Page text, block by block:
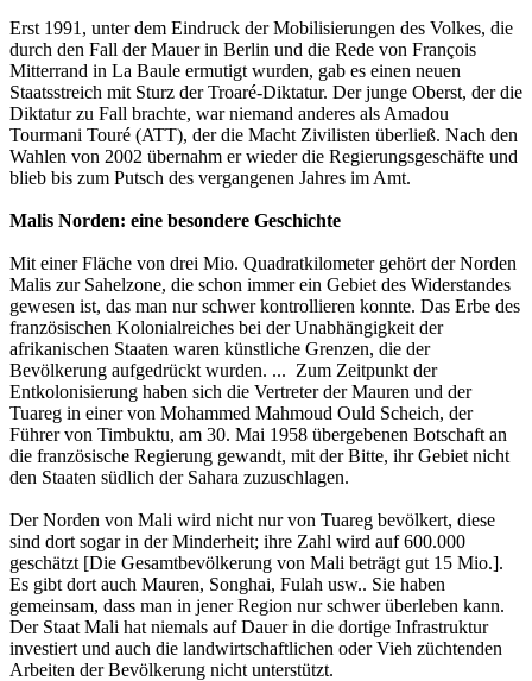
Erst 1991, unter dem Eindruck der Mobilisierungen des Volkes, die
durch den Fall der Mauer in Berlin und die Rede von François
Mitterrand in La Baule ermutigt wurden, gab es einen neuen
Staatsstreich mit Sturz der Troaré-Diktatur. Der junge Oberst, der die
Diktatur zu Fall brachte, war niemand anderes als Amadou
Tourmani Touré (ATT), der die Macht Zivilisten überließ. Nach den
Wahlen von 2002 übernahm er wieder die Regierungsgeschäfte und
blieb bis zum Putsch des vergangenen Jahres im Amt.
Malis Norden: eine besondere Geschichte
Mit einer Fläche von drei Mio. Quadratkilometer gehört der Norden
Malis zur Sahelzone, die schon immer ein Gebiet des Widerstandes
gewesen ist, das man nur schwer kontrollieren konnte. Das Erbe des
französischen Kolonialreiches bei der Unabhängigkeit der
afrikanischen Staaten waren künstliche Grenzen, die der
Bevölkerung aufgedrückt wurden. ... Zum Zeitpunkt der
Entkolonisierung haben sich die Vertreter der Mauren und der
Tuareg in einer von Mohammed Mahmoud Ould Scheich, der
Führer von Timbuktu, am 30. Mai 1958 übergebenen Botschaft an
die französische Regierung gewandt, mit der Bitte, ihr Gebiet nicht
den Staaten südlich der Sahara zuzuschlagen.
Der Norden von Mali wird nicht nur von Tuareg bevölkert, diese
sind dort sogar in der Minderheit; ihre Zahl wird auf 600.000
geschätzt [Die Gesamtbevölkerung von Mali beträgt gut 15 Mio.].
Es gibt dort auch Mauren, Songhai, Fulah usw.. Sie haben
gemeinsam, dass man in jener Region nur schwer überleben kann.
Der Staat Mali hat niemals auf Dauer in die dortige Infrastruktur
investiert und auch die landwirtschaftlichen oder Vieh züchtenden
Arbeiten der Bevölkerung nicht unterstützt.